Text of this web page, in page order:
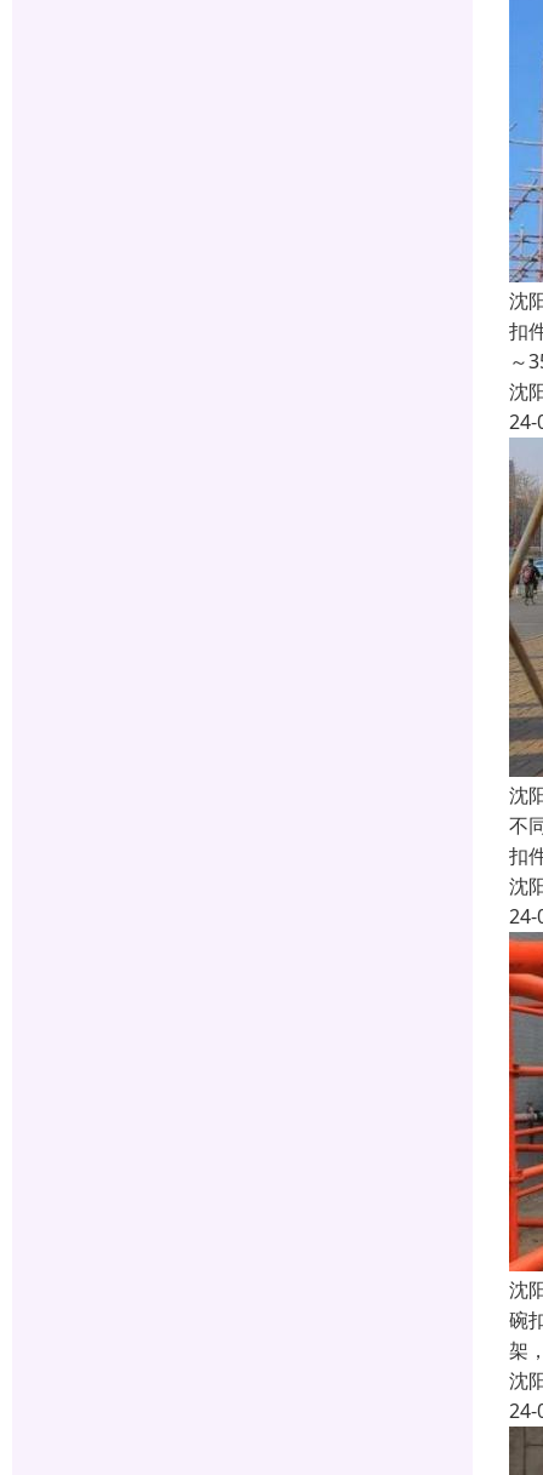
沈
扣
～
沈
24-
沈
不
扣
沈
24-
沈
碗
架
沈
24-